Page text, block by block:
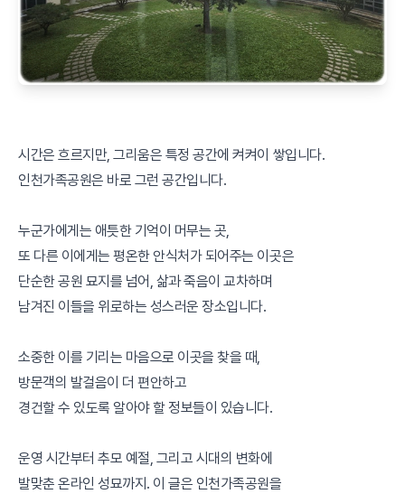
시간은 흐르지만, 그리움은 특정 공간에 켜켜이 쌓입니다.
인천가족공원은 바로 그런 공간입니다.
누군가에게는 애틋한 기억이 머무는 곳,
또 다른 이에게는 평온한 안식처가 되어주는 이곳은
단순한 공원 묘지를 넘어, 삶과 죽음이 교차하며
남겨진 이들을 위로하는 성스러운 장소입니다.
소중한 이를 기리는 마음으로 이곳을 찾을 때,
방문객의 발걸음이 더 편안하고
경건할 수 있도록 알아야 할 정보들이 있습니다.
운영 시간부터 추모 예절, 그리고 시대의 변화에
발맞춘 온라인 성묘까지. 이 글은 인천가족공원을